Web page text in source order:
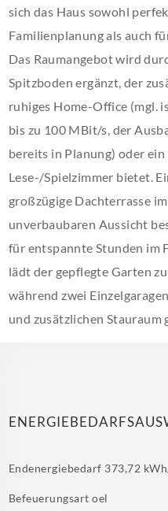
sich das Haus sowohl
Familienplanung als auch
Das Raumangebot wird
Spitzboden ergänzt, der
ruhiges Home-Office (mgl.
bis zu 100 MBit/s, der
bereits in Planung) oder
Lese-/Spielzimmer bietet.
großzügige Dachterrasse
unverbaubaren Aussicht
für entspannte Stunden im
lädt der gepflegte Garten
während zwei
und zusätzlichen Stauraum
Endenergiebedarf 373,72
Befeuerungsartoel